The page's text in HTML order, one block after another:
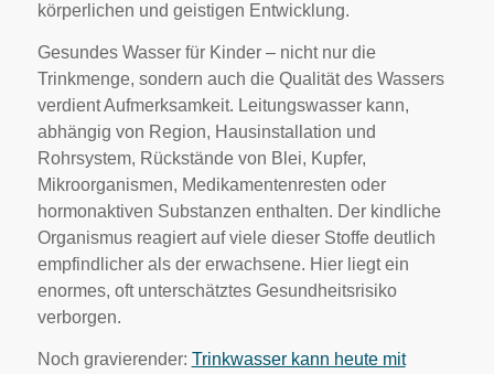
körperlichen und geistigen Entwicklung.
Gesundes Wasser für Kinder – nicht nur die
Trinkmenge, sondern auch die Qualität des Wassers
verdient Aufmerksamkeit. Leitungswasser kann,
abhängig von Region, Hausinstallation und
Rohrsystem, Rückstände von Blei, Kupfer,
Mikroorganismen, Medikamentenresten oder
hormonaktiven Substanzen enthalten. Der kindliche
Organismus reagiert auf viele dieser Stoffe deutlich
empfindlicher als der erwachsene. Hier liegt ein
enormes, oft unterschätztes Gesundheitsrisiko
verborgen.
Noch gravierender: Trinkwasser kann heute mit